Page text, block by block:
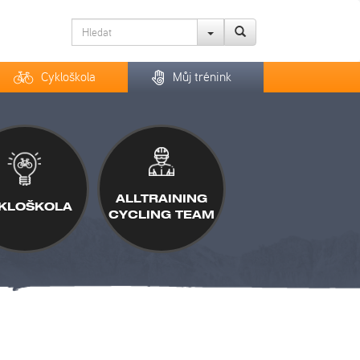
Cykloškola Můj trénink
ALLTRAINING
CYCLING TEAM